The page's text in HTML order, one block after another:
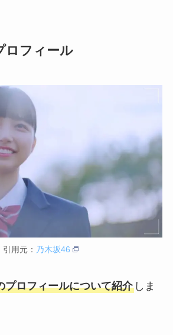
ロフィール
引用元： 乃木坂46
プロフィールについて紹介しま